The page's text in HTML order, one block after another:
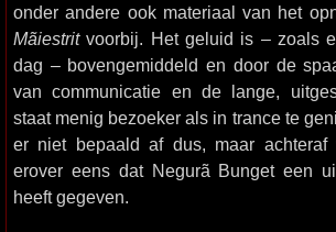
onder andere ook materiaal van het
Mãiestritvoorbij. Het geluid is – zoals
dag – bovengemiddeld en door de
van communicatie en de lange,
staat menig bezoeker als in trance te
er niet bepaald af dus, maar achteraf
erover eens dat Negurã Bunget een
heeft gegeven.